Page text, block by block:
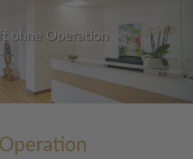
ohne Operation